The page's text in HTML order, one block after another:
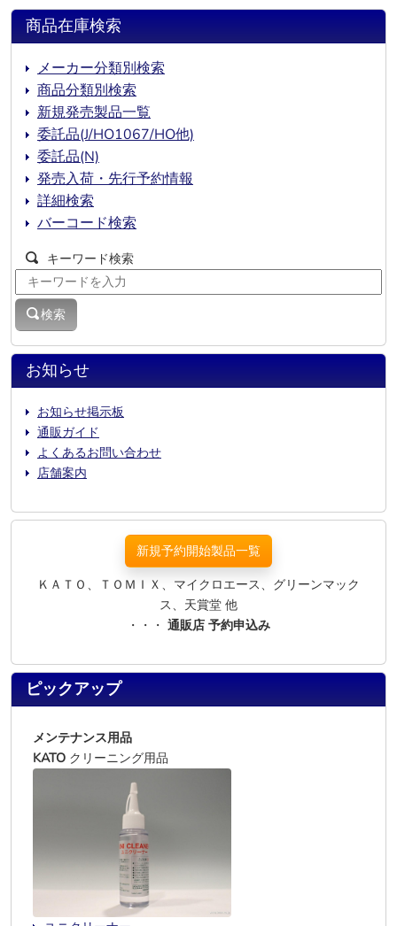
お知らせ
お知らせ掲示板
通販ガイド
よくあるお問い合わせ
店舗案内
商品在庫検索
メーカー分類別検索
商品分類別検索
新規発売製品一覧
委託品(J/HO1067/HO他)
委託品(N)
発売入荷・先行予約情報
詳細検索
バーコード検索
キーワード検索
検索
新規予約開始製品一覧
ＫＡＴＯ、ＴＯＭＩＸ、マイクロエース、グリーンマック
ス、天賞堂 他
・・・ 通販店 予約申込み
ピックアップ
メンテナンス用品
KATO クリーニング用品